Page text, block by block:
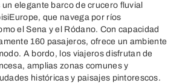
un elegante barco de crucero fluvial
que navega por ríos
el Sena y el Ródano. Con capacidad
160 pasajeros, ofrece un ambiente
A bordo, los viajeros disfrutan de
amplias zonas comunes y
históricas y paisajes pintorescos.